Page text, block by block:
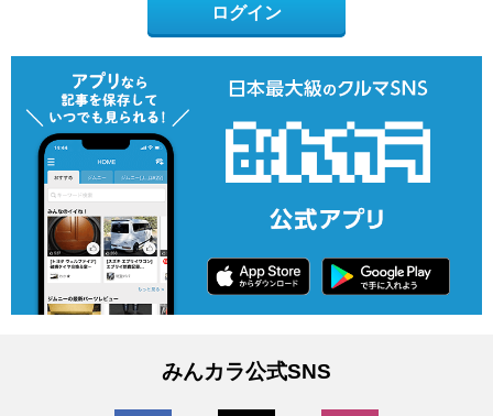
ログイン
みんカラ公式SNS